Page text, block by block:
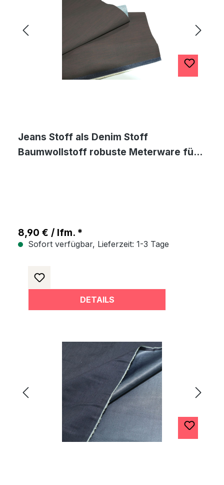
Jeans Stoff als Denim Stoff
Baumwollstoff robuste Meterware für
8,90 € / lfm. *
Sofort verfügbar, Lieferzeit: 1-3 Tage
DETAILS